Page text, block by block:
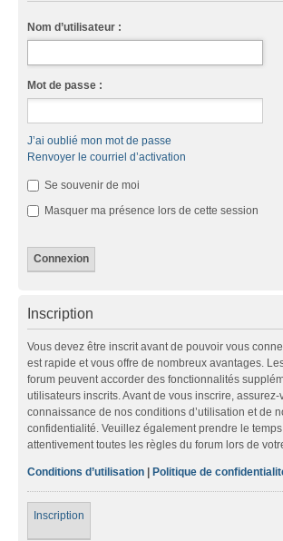
Nom d’utilisateur :
Mot de passe :
J’ai oublié mon mot de passe
Renvoyer le courriel d’activation
Se souvenir de moi
Masquer ma présence lors de cette session
Inscription
Vous devez être inscrit avant de pouvoir vous
est rapide et vous offre de nombreux avantages.
forum peuvent accorder des fonctionnalités
utilisateurs inscrits. Avant de vous inscrire, assurez-
connaissance de nos conditions d’utilisation et de
confidentialité. Veuillez également prendre le
attentivement toutes les règles du forum lors de
Conditions d’utilisation | Politique de
Inscription